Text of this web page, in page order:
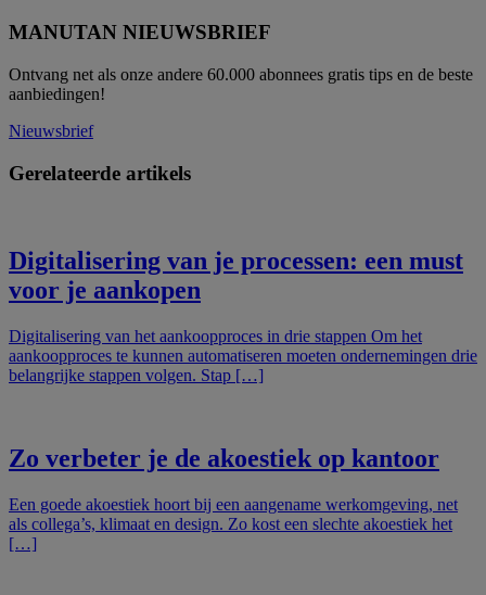
MANUTAN NIEUWSBRIEF
Ontvang net als onze andere 60.000 abonnees gratis tips en de beste
aanbiedingen!
Nieuwsbrief
Gerelateerde artikels
Digitalisering van je processen: een must
voor je aankopen
Digitalisering van het aankoopproces in drie stappen Om het
aankoopproces te kunnen automatiseren moeten ondernemingen drie
belangrijke stappen volgen. Stap […]
Zo verbeter je de akoestiek op kantoor
Een goede akoestiek hoort bij een aangename werkomgeving, net
als collega’s, klimaat en design. Zo kost een slechte akoestiek het
[…]